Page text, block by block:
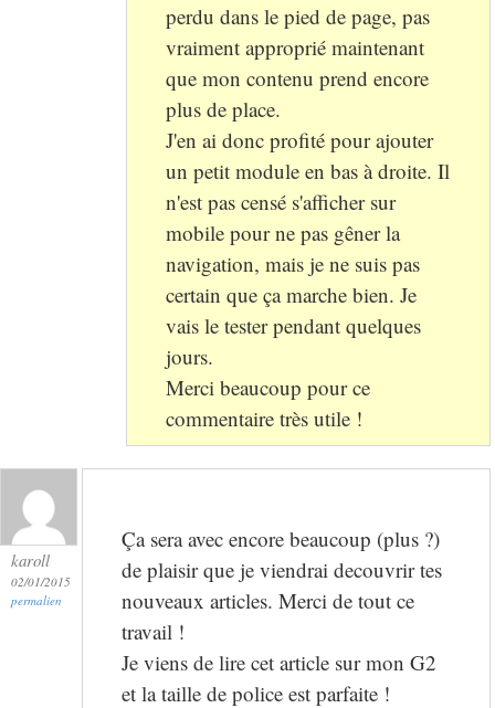
perdu dans le pied de page, pas
vraiment approprié maintenant
que mon contenu prend encore
plus de place.
J'en ai donc profité pour ajouter
un petit module en bas à droite. Il
n'est pas censé s'afficher sur
mobile pour ne pas gêner la
navigation, mais je ne suis pas
certain que ça marche bien. Je
vais le tester pendant quelques
jours.
Merci beaucoup pour ce
commentaire très utile !
karoll
02/01/2015
permalien
Ça sera avec encore beaucoup (plus ?)
de plaisir que je viendrai decouvrir tes
nouveaux articles. Merci de tout ce
travail !
Je viens de lire cet article sur mon G2
et la taille de police est parfaite !